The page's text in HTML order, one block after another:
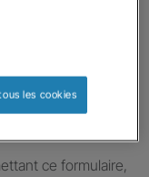
ce formulaire,
les cookies